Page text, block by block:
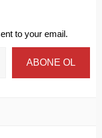
to your email.
ABONE OL